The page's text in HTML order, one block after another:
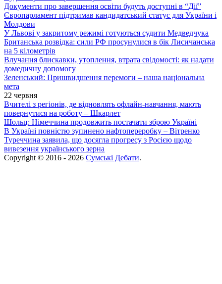
Документи про завершення освіти будуть доступні в “Дії”
Європарламент підтримав кандидатський статус для України і
Молдови
У Львові у закритому режимі готуються судити Медведчука
Британська розвідка: сили РФ просунулися в бік Лисичанська
на 5 кілометрів
Влучання блискавки, утоплення, втрата свідомості: як надати
домедичну допомогу
Зеленський: Пришвидшення перемоги – наша національна
мета
22 червня
Вчителі з регіонів, де відновлять офлайн-навчання, мають
повернутися на роботу – Шкарлет
Шольц: Німеччина продовжить постачати зброю Україні
В Україні повністю зупинено нафтопереробку – Вітренко
Туреччина заявила, що досягла прогресу з Росією щодо
вивезення українського зерна
Copyright © 2016 - 2026 Сумські Дебати.